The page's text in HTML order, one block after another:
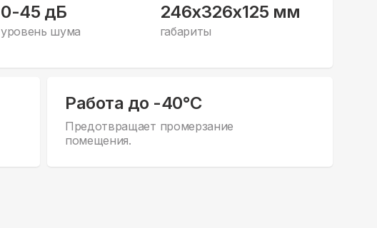
0-45 дБ
уровень шума
246x326x125 мм
габариты
Работа до -40°С
Предотвращает промерзание
помещения.